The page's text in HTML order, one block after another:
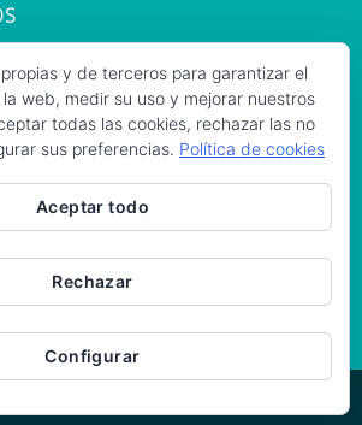
y de terceros para garantizar el
web, medir su uso y mejorar nuestros
todas las cookies, rechazar las no
sus preferencias. Política de cookies
Aceptar todo
Rechazar
Configurar